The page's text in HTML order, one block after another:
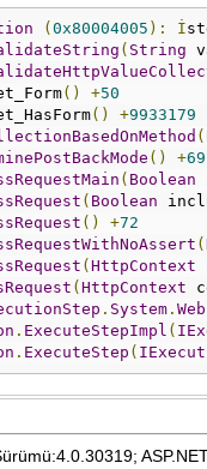
( 0x80004005 ): İ
( String
() +50
() +9933179
(
() +69
( Boolean
( Boolean
() +72
(
( HttpContext
( HttpContext
. System . Web
. ExecuteStepImpl (
. ExecuteStep (